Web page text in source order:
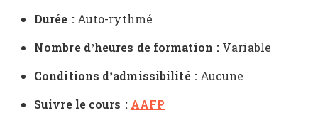
Durée :Auto-rythmé
Nombre d’heures de formation : Variable
Conditions d’admissibilité :Aucune
Suivre le cours : AAFP